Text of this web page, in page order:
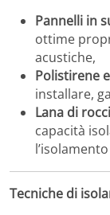
Pannelli in
ottime
acustiche,
Polistirene
installare,
Lana di
capacità
Tecniche di